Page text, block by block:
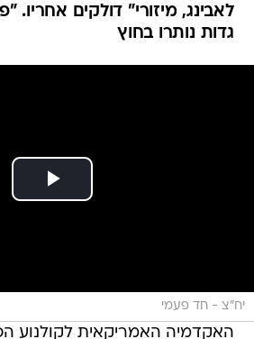
לאבינג, מיזורי" דולקים אחריו.
גדות נותרו בחוץ
יח"צ - חד פעמי
האקדמיה האמריקאית לקולנוע